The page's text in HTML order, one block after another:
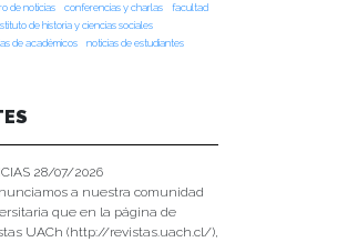
de noticias conferencias y charlas
facultad
de historia y ciencias sociales
de académicos
noticias de estudiantes
28/07/2026
a nuestra comunidad
que en la página de
UACh (http://revistas.uach.cl/),